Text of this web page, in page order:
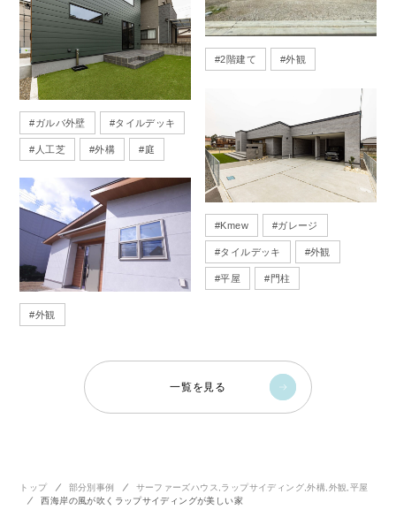
#ガルバ外壁 #タイルデッキ
# 人工芝 #外構 #庭
#外観
#2階建て #外観
#Kmew #ガレージ
#タイルデッキ #外観
#平屋 #門柱
一覧を見る
トップ 部分別事例 サーファーズハウス ラップサイディング,外構 外観 平屋
西海岸の風が吹くラップサイディングが美しい家